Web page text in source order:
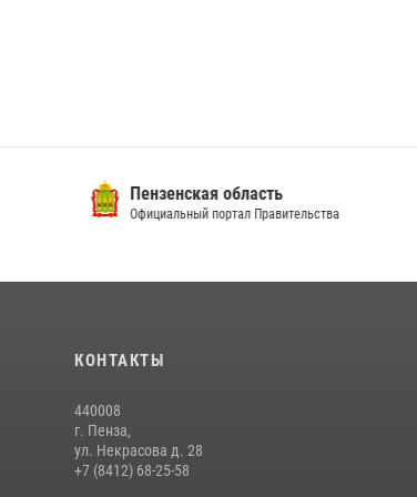
Пензенская область
Официальный портал Правительства
КОНТАКТЫ
440008
г. Пенза,
ул. Некрасова д. 28
+7 (8412) 68-25-58